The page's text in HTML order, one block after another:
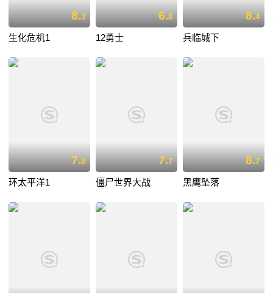
8.3
生化危机1
6.8
12勇士
8.4
兵临城下
7.8
环太平洋1
7.7
僵尸世界大战
8.7
黑鹰坠落